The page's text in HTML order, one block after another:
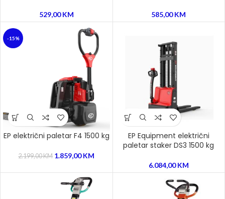
529,00KM 585,00KM
-15%
EP električni paletar F4 1500 kg
2.199,00KM 1.859,00KM
EP Equipment električni
paletar staker DS3 1500 kg
6.084,00KM